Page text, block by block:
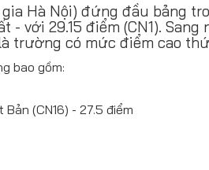
Hà Nội) đứng đầu bảng
với 29.15 điểm (CN1). Sang
trường có mức điểm cao
bao gồm:
(CN16) - 27.5 điểm